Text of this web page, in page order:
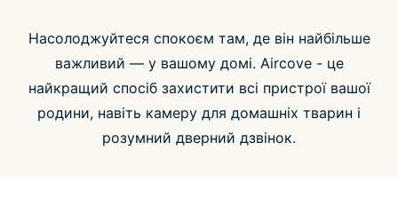
Насолоджуйтеся спокоєм там, де він найбільше
важливий — у вашому домі. Aircove - це
найкращий спосіб захистити всі пристрої вашої
родини, навіть камеру для домашніх тварин і
розумний дверний дзвінок.